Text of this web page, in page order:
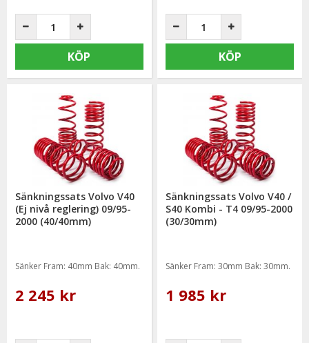
KÖP KÖP
Sänkningssats Volvo V40
(Ej nivå reglering) 09/95-
2000 (40/40mm)
Sänker Fram: 40mm Bak: 40mm.
2 245 kr
Sänkningssats Volvo V40 /
S40 Kombi - T4 09/95-2000
(30/30mm)
Sänker Fram: 30mm Bak: 30mm.
1 985 kr